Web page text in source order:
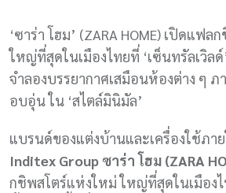
‘ซาร่า โฮม’ (ZARA HOME) เปิดแฟ
ใหญ่ที่สุดในเมืองไทยที่ ‘เซ็นทรัลเวิล
จำลองบรรยากาศเสมือนห้องต่าง ๆ ภ
อบอุ่น ใน ‘สไตล์มินิมัล’
แบรนด์ของแต่งบ้านและเครื่องใช้ภา
Inditex Group ซาร่า โฮม (ZARA
กชิพสโตร์แห่งใหม่ ใหญ่ที่สุดในเมือง